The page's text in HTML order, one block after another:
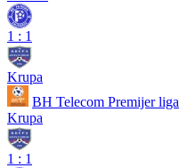
1 : 1
Krupa
BH Telecom Premijer liga
Krupa
1 : 1